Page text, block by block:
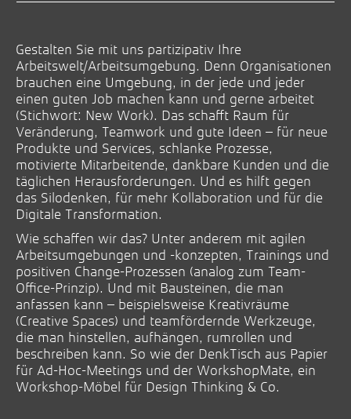
Gestalten Sie mit uns partizipativ Ihre
Arbeitswelt/Arbeitsumgebung. Denn Organisationen
brauchen eine Umgebung, in der jede und jeder
einen guten Job machen kann und gerne arbeitet
(Stichwort: New Work). Das schafft Raum für
Veränderung, Teamwork und gute Ideen – für neue
Produkte und Services, schlanke Prozesse,
motivierte Mitarbeitende, dankbare Kunden und die
täglichen Herausforderungen. Und es hilft gegen
das Silodenken, für mehr Kollaboration und für die
Digitale Transformation.
Wie schaffen wir das? Unter anderem mit agilen
Arbeitsumgebungen und -konzepten, Trainings und
positiven Change-Prozessen (analog zum Team-
Office-Prinzip). Und mit Bausteinen, die man
anfassen kann – beispielsweise Kreativräume
(Creative Spaces) und teamfördernde Werkzeuge,
die man hinstellen, aufhängen, rumrollen und
beschreiben kann. So wie der DenkTisch aus Papier
für Ad-Hoc-Meetings und der WorkshopMate, ein
Workshop-Möbel für Design Thinking & Co.